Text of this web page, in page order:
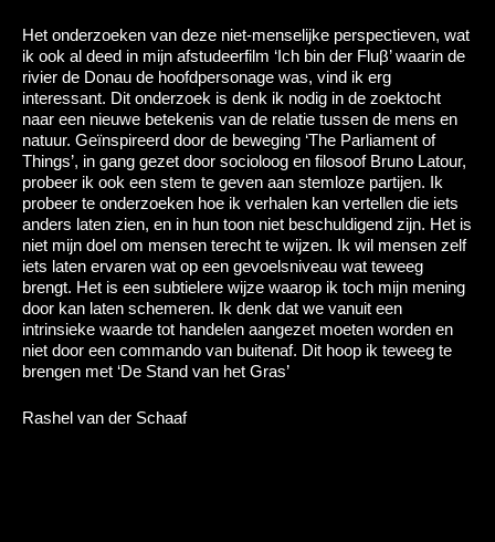
Het onderzoeken van deze niet-menselijke perspectieven, wat
ik ook al deed in mijn afstudeerfilm ‘Ich bin der Fluβ’ waarin de
rivier de Donau de hoofdpersonage was, vind ik erg
interessant. Dit onderzoek is denk ik nodig in de zoektocht
naar een nieuwe betekenis van de relatie tussen de mens en
natuur. Geïnspireerd door de beweging ‘The Parliament of
Things’, in gang gezet door socioloog en filosoof Bruno Latour,
probeer ik ook een stem te geven aan stemloze partijen. Ik
probeer te onderzoeken hoe ik verhalen kan vertellen die iets
anders laten zien, en in hun toon niet beschuldigend zijn. Het is
niet mijn doel om mensen terecht te wijzen. Ik wil mensen zelf
iets laten ervaren wat op een gevoelsniveau wat teweeg
brengt. Het is een subtielere wijze waarop ik toch mijn mening
door kan laten schemeren. Ik denk dat we vanuit een
intrinsieke waarde tot handelen aangezet moeten worden en
niet door een commando van buitenaf. Dit hoop ik teweeg te
brengen met ‘De Stand van het Gras’
Rashel van der Schaaf